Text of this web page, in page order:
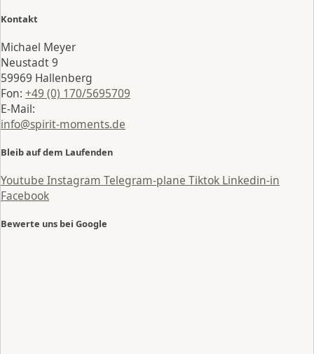
Kontakt
Michael Meyer
Neustadt 9
59969 Hallenberg
Fon: +49 (0) 170/5695709
E-Mail:
info@spirit-moments.de
Bleib auf dem Laufenden
Youtube Instagram Telegram-plane Tiktok Linkedin-in
Facebook
Bewerte uns bei Google